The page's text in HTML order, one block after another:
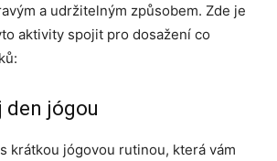
a udržitelným způsobem. Zde je
aktivity spojit pro dosažení co
den jógou
krátkou jógovou rutinou, která vám